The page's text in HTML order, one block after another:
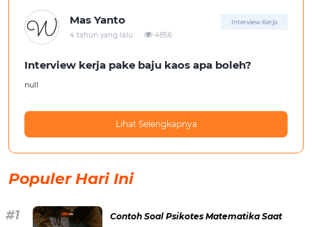
Mas Yanto Interview Kerja
4 tahun yang lalu . 4856
Interview kerja pake baju kaos apa boleh?
null
Lihat Selengkapnya
Populer Hari Ini
Contoh Soal Psikotes Matematika Saat